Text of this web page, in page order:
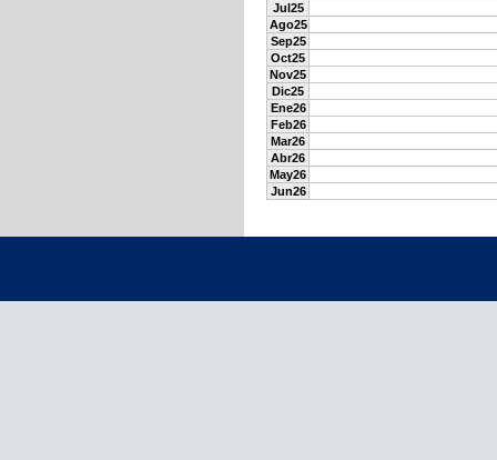
Jul25
Ago25
Sep25
Oct25
Nov25
Dic25
Ene26
Feb26
Mar26
Abr26
May26
Jun26